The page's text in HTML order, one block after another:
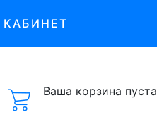
Ваша корзина пуста